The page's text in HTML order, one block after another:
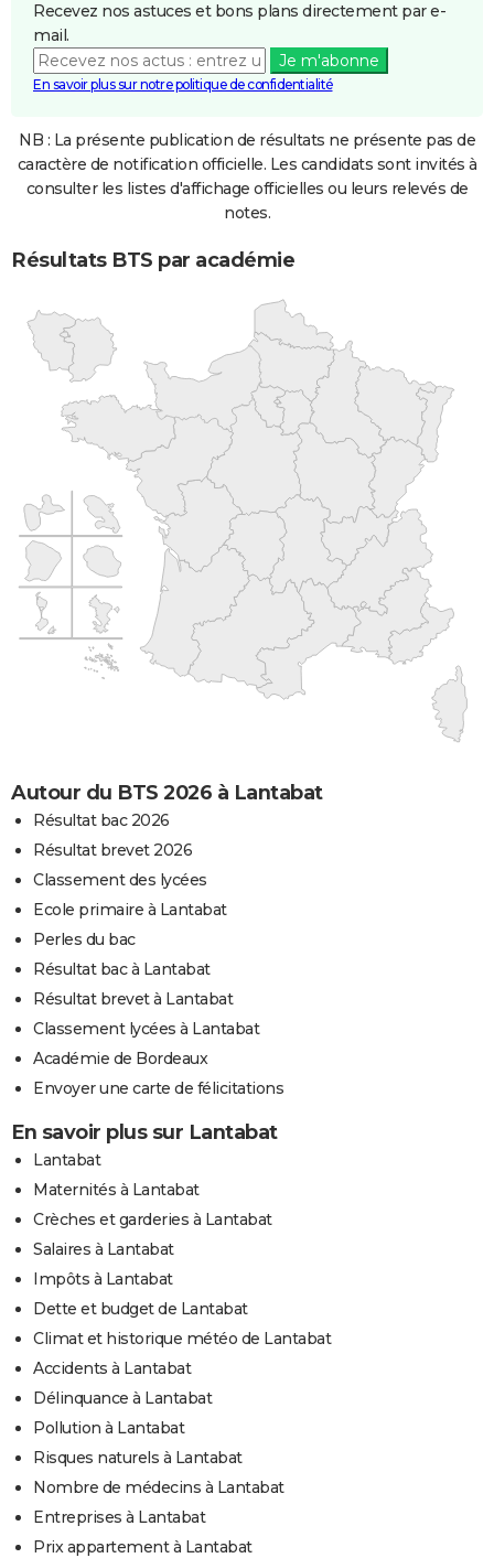
Recevez nos astuces et bons plans directement par e-
mail.
Je m'abonne
En savoir plus sur notre politique de confidentialité
NB : La présente publication de résultats ne présente pas de
caractère de notification officielle. Les candidats sont invités à
consulter les listes d'affichage officielles ou leurs relevés de
notes.
Résultats BTS par académie
Autour du BTS 2026 à Lantabat
Résultat bac 2026
Résultat brevet 2026
Classement des lycées
Ecole primaire à Lantabat
Perles du bac
Résultat bac à Lantabat
Résultat brevet à Lantabat
Classement lycées à Lantabat
Académie de Bordeaux
Envoyer une carte de félicitations
En savoir plus sur Lantabat
Lantabat
Maternités à Lantabat
Crèches et garderies à Lantabat
Salaires à Lantabat
Impôts à Lantabat
Dette et budget de Lantabat
Climat et historique météo de Lantabat
Accidents à Lantabat
Délinquance à Lantabat
Pollution à Lantabat
Risques naturels à Lantabat
Nombre de médecins à Lantabat
Entreprises à Lantabat
Prix appartement à Lantabat